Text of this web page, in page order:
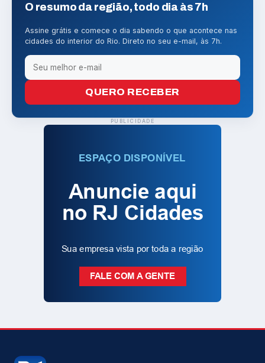
O resumo da região, todo dia às 7h
Assine grátis e comece o dia sabendo o que acontece nas
cidades do interior do Rio. Direto no seu e-mail, às 7h.
QUERO RECEBER
PUBLICIDADE